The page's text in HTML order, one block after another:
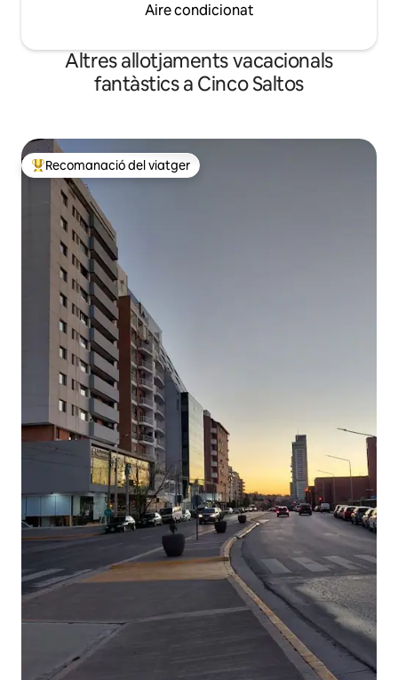
Aire condicionat
Altres allotjaments vacacionals
fantàstics a Cinco Saltos
Principals recomanacions dels viatgers
Recomanació del viatger